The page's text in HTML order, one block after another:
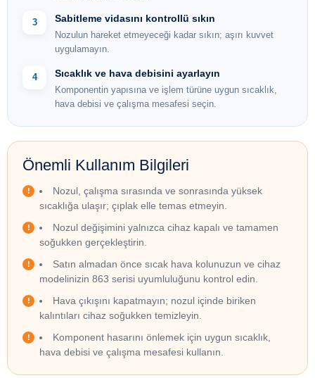
3 Sabitleme vidasını kontrollü sıkın
Nozulun hareket etmeyeceği kadar sıkın; aşırı kuvvet
uygulamayın.
4 Sıcaklık ve hava debisini ayarlayın
Komponentin yapısına ve işlem türüne uygun sıcaklık,
hava debisi ve çalışma mesafesi seçin.
Önemli Kullanım Bilgileri
Nozul, çalışma sırasında ve sonrasında yüksek
sıcaklığa ulaşır; çıplak elle temas etmeyin.
Nozul değişimini yalnızca cihaz kapalı ve tamamen
soğukken gerçekleştirin.
Satın almadan önce sıcak hava kolunuzun ve cihaz
modelinizin 863 serisi uyumluluğunu kontrol edin.
Hava çıkışını kapatmayın; nozul içinde biriken
kalıntıları cihaz soğukken temizleyin.
Komponent hasarını önlemek için uygun sıcaklık,
hava debisi ve çalışma mesafesi kullanın.